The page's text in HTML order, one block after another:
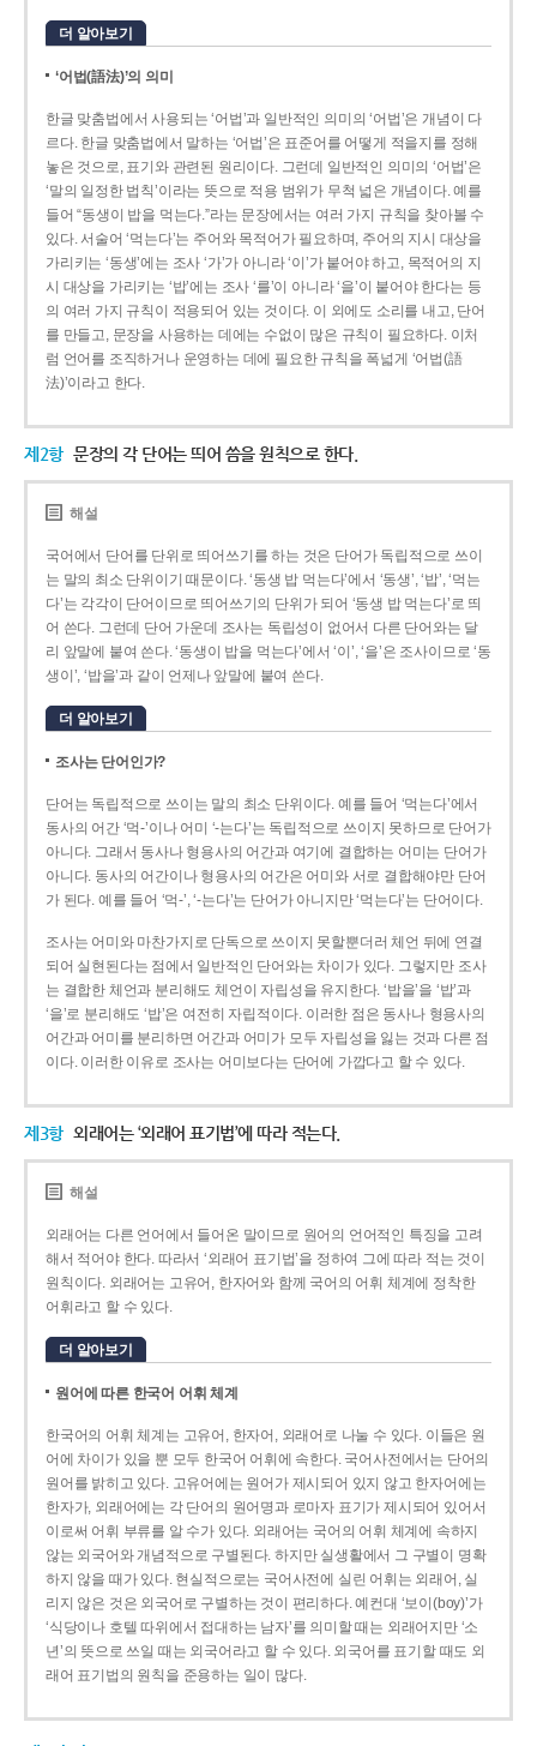
더 알아보기
‘어법(語法)’의 의미
한글 맞춤법에서 사용되는 ‘어법’과 일반적인 의미의 ‘어법’은 개념이 다
르다. 한글 맞춤법에서 말하는 ‘어법’은 표준어를 어떻게 적을지를 정해
놓은 것으로, 표기와 관련된 원리이다. 그런데 일반적인 의미의 ‘어법’은
‘말의 일정한 법칙’이라는 뜻으로 적용 범위가 무척 넓은 개념이다. 예를
들어 “동생이 밥을 먹는다.”라는 문장에서는 여러 가지 규칙을 찾아볼 수
있다. 서술어 ‘먹는다’는 주어와 목적어가 필요하며, 주어의 지시 대상을
가리키는 ‘동생’에는 조사 ‘가’가 아니라 ‘이’가 붙어야 하고, 목적어의 지
시 대상을 가리키는 ‘밥’에는 조사 ‘를’이 아니라 ‘을’이 붙어야 한다는 등
의 여러 가지 규칙이 적용되어 있는 것이다. 이 외에도 소리를 내고, 단어
를 만들고, 문장을 사용하는 데에는 수없이 많은 규칙이 필요하다. 이처
럼 언어를 조직하거나 운영하는 데에 필요한 규칙을 폭넓게 ‘어법(語
法)’이라고 한다.
제2항 문장의 각 단어는 띄어 씀을 원칙으로 한다.
해설
국어에서 단어를 단위로 띄어쓰기를 하는 것은 단어가 독립적으로 쓰이
는 말의 최소 단위이기 때문이다. ‘동생 밥 먹는다’에서 ‘동생’, ‘밥’, ‘먹는
다’는 각각이 단어이므로 띄어쓰기의 단위가 되어 ‘동생 밥 먹는다’로 띄
어 쓴다. 그런데 단어 가운데 조사는 독립성이 없어서 다른 단어와는 달
리 앞말에 붙여 쓴다. ‘동생이 밥을 먹는다’에서 ‘이’, ‘을’은 조사이므로 ‘동
생이’, ‘밥을’과 같이 언제나 앞말에 붙여 쓴다.
더 알아보기
조사는 단어인가?
단어는 독립적으로 쓰이는 말의 최소 단위이다. 예를 들어 ‘먹는다’에서
동사의 어간 ‘먹-­’이나 어미 ‘­-는다’는 독립적으로 쓰이지 못하므로 단어가
아니다. 그래서 동사나 형용사의 어간과 여기에 결합하는 어미는 단어가
아니다. 동사의 어간이나 형용사의 어간은 어미와 서로 결합해야만 단어
가 된다. 예를 들어 ‘먹-’, ‘-는다’는 단어가 아니지만 ‘먹는다’는 단어이다.
조사는 어미와 마찬가지로 단독으로 쓰이지 못할뿐더러 체언 뒤에 연결
되어 실현된다는 점에서 일반적인 단어와는 차이가 있다. 그렇지만 조사
는 결합한 체언과 분리해도 체언이 자립성을 유지한다. ‘밥을’을 ‘밥’과
‘을’로 분리해도 ‘밥’은 여전히 자립적이다. 이러한 점은 동사나 형용사의
어간과 어미를 분리하면 어간과 어미가 모두 자립성을 잃는 것과 다른 점
이다. 이러한 이유로 조사는 어미보다는 단어에 가깝다고 할 수 있다.
제3항 외래어는 ‘외래어 표기법’에 따라 적는다.
해설
외래어는 다른 언어에서 들어온 말이므로 원어의 언어적인 특징을 고려
해서 적어야 한다. 따라서 ‘외래어 표기법’을 정하여 그에 따라 적는 것이
원칙이다. 외래어는 고유어, 한자어와 함께 국어의 어휘 체계에 정착한
어휘라고 할 수 있다.
더 알아보기
원어에 따른 한국어 어휘 체계
한국어의 어휘 체계는 고유어, 한자어, 외래어로 나눌 수 있다. 이들은 원
어에 차이가 있을 뿐 모두 한국어 어휘에 속한다. 국어사전에서는 단어의
원어를 밝히고 있다. 고유어에는 원어가 제시되어 있지 않고 한자어에는
한자가, 외래어에는 각 단어의 원어명과 로마자 표기가 제시되어 있어서
이로써 어휘 부류를 알 수가 있다. 외래어는 국어의 어휘 체계에 속하지
않는 외국어와 개념적으로 구별된다. 하지만 실생활에서 그 구별이 명확
하지 않을 때가 있다. 현실적으로는 국어사전에 실린 어휘는 외래어, 실
리지 않은 것은 외국어로 구별하는 것이 편리하다. 예컨대 ‘보이(boy)’가
‘식당이나 호텔 따위에서 접대하는 남자’를 의미할 때는 외래어지만 ‘소
년’의 뜻으로 쓰일 때는 외국어라고 할 수 있다. 외국어를 표기할 때도 외
래어 표기법의 원칙을 준용하는 일이 많다.